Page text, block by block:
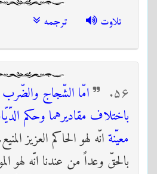
تلاوت ترجمه
۵۶
امّا الشّجاج
باختلاف مقاديرهما وحكم
معيّنةانّه لهو الحاكم العزيز
بالحقّ وعداً من عندنا انّه لهو